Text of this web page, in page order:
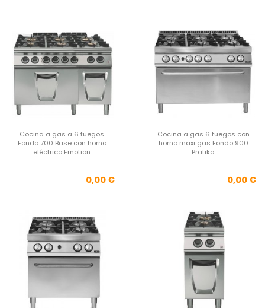
Cocina a gas a 6 fuegos
Fondo 700 Base con horno
eléctrico Emotion
Precio
0,00 €
Cocina a gas 6 fuegos con
horno maxi gas Fondo 900
Pratika
0,00 €